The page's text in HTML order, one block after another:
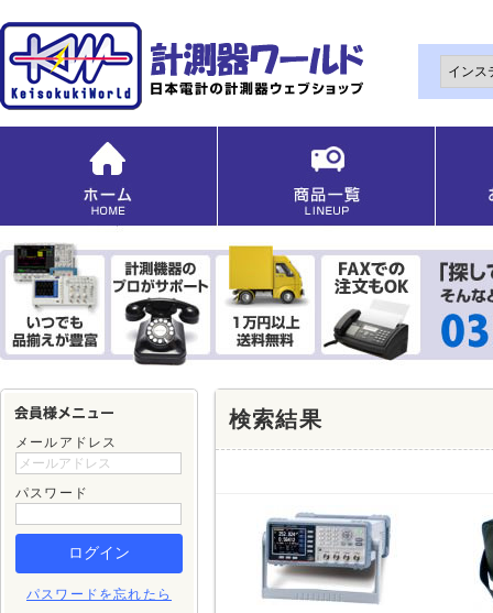
メールアドレス
パスワード
パスワードを忘れたら
検索結果